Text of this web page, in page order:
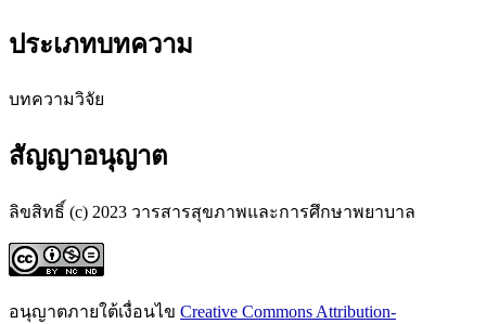
ประเภทบทความ
บทความวิจัย
สัญญาอนุญาต
ลิขสิทธิ์ (c) 2023 วารสารสุขภาพและการศึกษาพยาบาล
อนุญาตภายใต้เงื่อนไข Creative Commons Attribution-